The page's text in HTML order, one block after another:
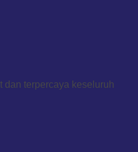
dan terpercaya keseluruh